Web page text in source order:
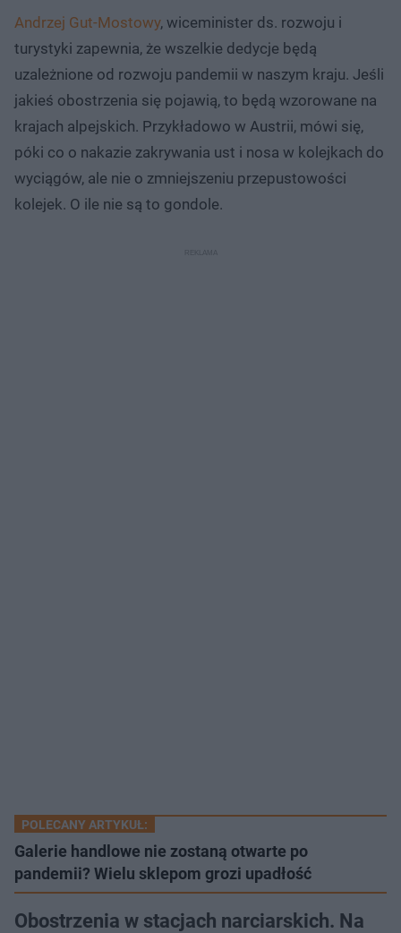
Andrzej Gut-Mostowy, wiceminister ds. rozwoju i
turystyki zapewnia, że wszelkie dedycje będą
uzależnione od rozwoju pandemii w naszym kraju. Jeśli
jakieś obostrzenia się pojawią, to będą wzorowane na
krajach alpejskich. Przykładowo w Austrii, mówi się,
póki co o nakazie zakrywania ust i nosa w kolejkach do
wyciągów, ale nie o zmniejszeniu przepustowości
kolejek. O ile nie są to gondole.
POLECANY ARTYKUŁ:
Galerie handlowe nie zostaną otwarte po
pandemii? Wielu sklepom grozi upadłość
Obostrzenia w stacjach narciarskich. Na